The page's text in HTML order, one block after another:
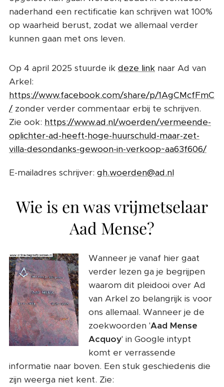
naderhand een rectificatie kan schrijven wat 100%
op waarheid berust, zodat we allemaal verder
kunnen gaan met ons leven.
Op 4 april 2025 stuurde ik deze link naar Ad van
Arkel:
https://www.facebook.com/share/p/1AgCMcfFmC
/ zonder verder commentaar erbij te schrijven.
Zie ook: https://www.ad.nl/woerden/vermeende-
oplichter-ad-heeft-hoge-huurschuld-maar-zet-
villa-desondanks-gewoon-in-verkoop~aa63f606/
E-mailadres schrijver: gh.woerden@ad.nl
Wie is en was vrijmetselaar
Aad Mense?
Wanneer je vanaf hier gaat
verder lezen ga je begrijpen
waarom dit pleidooi over Ad
van Arkel zo belangrijk is voor
ons allemaal. Wanneer je de
zoekwoorden 'Aad Mense
Acquoy' in Google intypt
komt er verrassende
informatie naar boven. Een stuk geschiedenis die
zijn weerga niet kent. Zie: